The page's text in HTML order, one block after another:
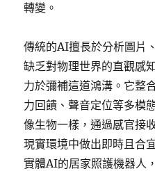
轉變。
傳統的AI擅長於分析圖片
缺乏對物理世界的直觀感
力於彌補這道鴻溝。它整
力回饋、聲音定位等多模
像生物一樣，通過感官接
現實環境中做出即時且合
實體AI的居家照護機器人